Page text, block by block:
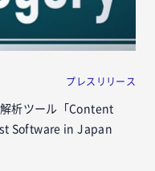
プレスリリース
析ツール「Content
Software in Japan